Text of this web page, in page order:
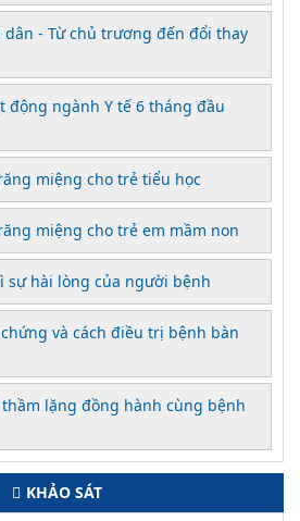
dân - Từ chủ trương đến đổi thay
động ngành Y tế 6 tháng đầu
miệng cho trẻ tiểu học
miệng cho trẻ em mầm non
sự hài lòng của người bệnh
và cách điều trị bệnh bàn
lặng đồng hành cùng bệnh
KHẢO SÁT